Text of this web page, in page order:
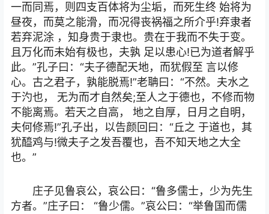
一而同焉，则四支百体将为尘垢，而死生终 始将为
昼夜，而莫之能滑，而况得丧祸福之所介乎!弃隶者
若弃泥涂 ，知身贵于隶也。贵在于我而不失于变。
且万化而未始有极也，夫孰 足以患心!已为道者解乎
此。”孔子曰：“夫子德配天地，而犹假至 言以修
心。古之君子，孰能脱焉!”老聃曰：“不然。夫水之
于汋也， 无为而才自然矣;至人之于德也，不修而物
不能离焉。若天之自高， 地之自厚，日月之自明，
夫何修焉!”孔子出，以告颜回曰：“丘之 于道也，其
犹醯鸡与!微夫子之发吾覆也，吾不知天地之大全
也。”
庄子见鲁哀公，哀公曰：“鲁多儒士，少为先生
方者。”庄子曰： “鲁少儒。”哀公曰：“举鲁国而儒